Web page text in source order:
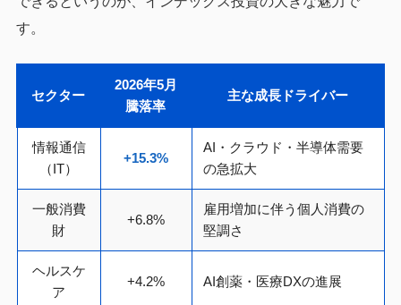
す。
セクター
2026年5月
騰落率
主な成長ドライバー
情報通信
（IT）
+15.3%
AI・クラウド・半導体需要
の急拡大
一般消費
財
+6.8%
雇用増加に伴う個人消費の
堅調さ
ヘルスケ
ア
+4.2% AI創薬・医療DXの進展